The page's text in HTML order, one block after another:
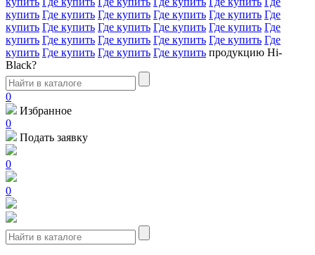
купить Где купить Где купить Где купить Где купить Где
купить Где купить Где купить Где купить Где купить Где
купить Где купить Где купить Где купить Где купить Где
купить Где купить Где купить Где купить продукцию Hi-
Black?
0
Избранное
0
Подать заявку
0
0